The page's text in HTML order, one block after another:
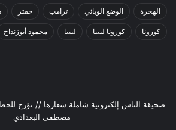
الهجرة الوضع الوبائي ترامب حفتر
كورونا كورونا ليبيا ليبيا محمود أبوزنداح
صحيقة الناس إلكترونية شاملة شعارها // نؤرخ
مصطفى البغدادي